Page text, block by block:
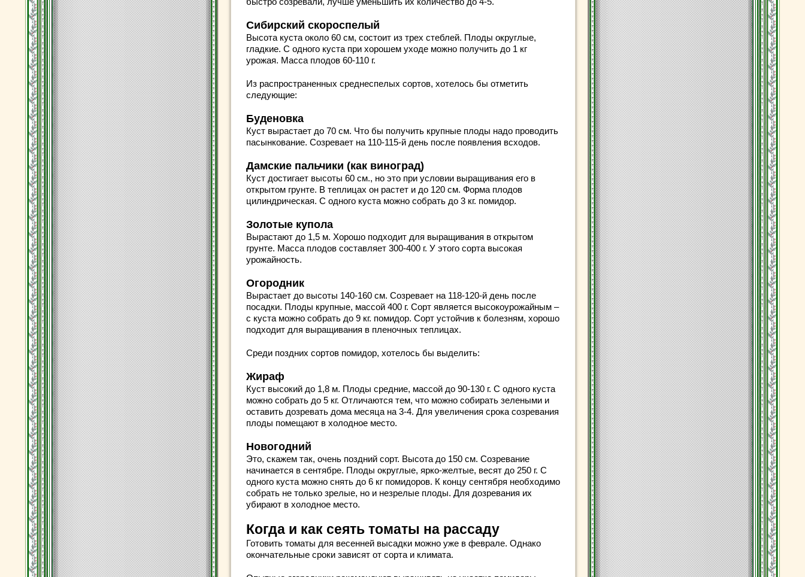
Сибирский скороспелый
Высота куста около 60 см, состоит из трех стеблей. Плоды округлые,
гладкие. С одного куста при хорошем уходе можно получить до 1 кг
урожая. Масса плодов 60-110 г.
Из распространенных среднеспелых сортов, хотелось бы отметить
следующие:
Буденовка
Куст вырастает до 70 см. Что бы получить крупные плоды надо проводить
пасынкование. Созревает на 110-115-й день после появления всходов.
Дамские пальчики (как виноград)
Куст достигает высоты 60 см., но это при условии выращивания его в
открытом грунте. В теплицах он растет и до 120 см. Форма плодов
цилиндрическая. С одного куста можно собрать до 3 кг. помидор.
Золотые купола
Вырастают до 1,5 м. Хорошо подходит для выращивания в открытом
грунте. Масса плодов составляет 300-400 г. У этого сорта высокая
урожайность.
Огородник
Вырастает до высоты 140-160 см. Созревает на 118-120-й день после
посадки. Плоды крупные, массой 400 г. Сорт является высокоурожайным –
с куста можно собрать до 9 кг. помидор. Сорт устойчив к болезням, хорошо
подходит для выращивания в пленочных теплицах.
Среди поздних сортов помидор, хотелось бы выделить:
Жираф
Куст высокий до 1,8 м. Плоды средние, массой до 90-130 г. С одного куста
можно собрать до 5 кг. Отличаются тем, что можно собирать зелеными и
оставить дозревать дома месяца на 3-4. Для увеличения срока созревания
плоды помещают в холодное место.
Новогодний
Это, скажем так, очень поздний сорт. Высота до 150 см. Созревание
начинается в сентябре. Плоды округлые, ярко-желтые, весят до 250 г. С
одного куста можно снять до 6 кг помидоров. К концу сентября необходимо
собрать не только зрелые, но и незрелые плоды. Для дозревания их
убирают в холодное место.
Когда и как сеять томаты на рассаду
Готовить томаты для весенней высадки можно уже в феврале. Однако
окончательные сроки зависят от сорта и климата.